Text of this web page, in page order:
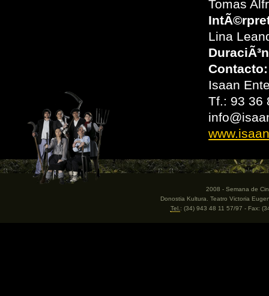
Tomas
Lina
Contacto:
Isaan
Tf.: 93 36
2008 - Semana de
Donostia Kultura. Teatro Victoria
Tel. : (34) 943 48 11 57/97 - Fax: